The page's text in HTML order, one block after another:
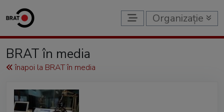
Organizație
BRAT în media
înapoi la BRAT în media